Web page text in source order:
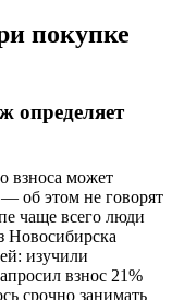
покупке
определяет
взноса может
об этом не говорят
чаще всего люди
Новосибирска
изучили
взнос 21%
срочно занимать